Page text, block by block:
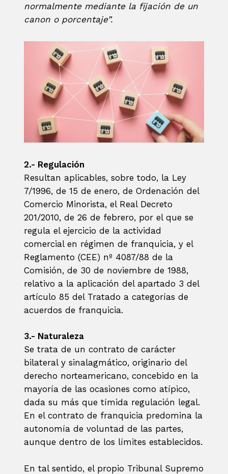
normalmente mediante la fijación de un
canon o porcentaje”.
2.- Regulación
Resultan aplicables, sobre todo, la Ley
7/1996, de 15 de enero, de Ordenación del
Comercio Minorista, el Real Decreto
201/2010, de 26 de febrero, por el que se
regula el ejercicio de la actividad
comercial en régimen de franquicia, y el
Reglamento (CEE) nº 4087/88 de la
Comisión, de 30 de noviembre de 1988,
relativo a la aplicación del apartado 3 del
artículo 85 del Tratado a categorías de
acuerdos de franquicia.
3.- Naturaleza
Se trata de un contrato de carácter
bilateral y sinalagmático, originario del
derecho norteamericano, concebido en la
mayoría de las ocasiones como atípico,
dada su más que tímida regulación legal.
En el contrato de franquicia predomina la
autonomía de voluntad de las partes,
aunque dentro de los límites establecidos.
En tal sentido, el propio Tribunal Supremo